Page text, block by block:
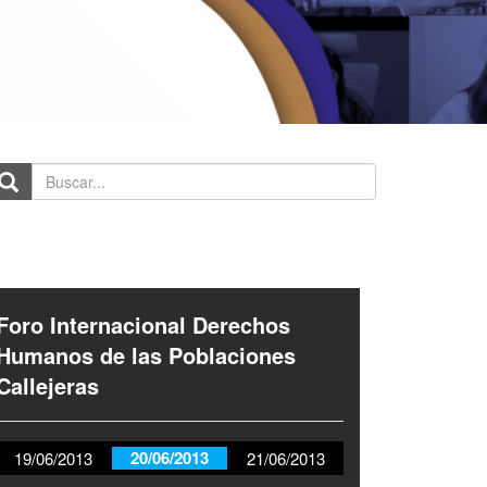
Internacional Derechos
de las Poblaciones
19/06/2013 20/06/2013 21/06/2013